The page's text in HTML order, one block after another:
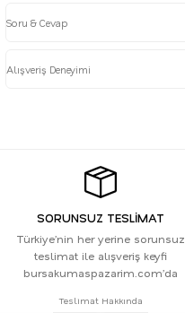
Soru & Cevap
Alışveriş Deneyimi
SORUNSUZ TESLİMAT
Türkiye’nin her yerine sorunsuz
teslimat ile alışveriş keyfi
bursakumaspazarim.com’da
Teslimat Hakkında